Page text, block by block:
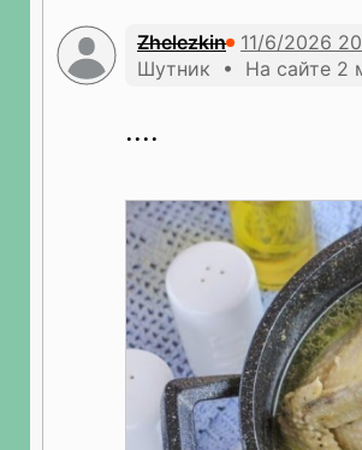
Zhelezkin
Шутник • На сайте 2
....